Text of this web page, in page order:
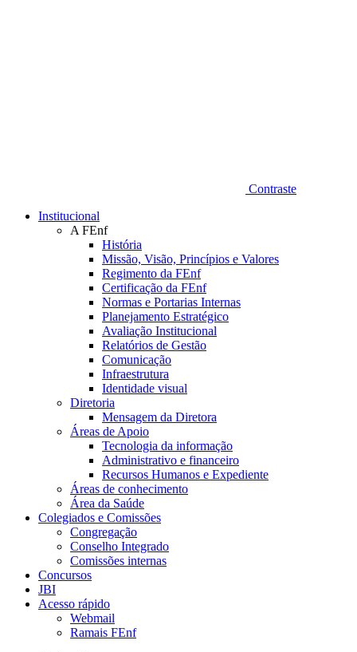
Contraste
Institucional
A FEnf
História
Missão, Visão, Princípios e Valores
Regimento da FEnf
Certificação da FEnf
Normas e Portarias Internas
Planejamento Estratégico
Avaliação Institucional
Relatórios de Gestão
Comunicação
Infraestrutura
Identidade visual
Diretoria
Mensagem da Diretora
Áreas de Apoio
Tecnologia da informação
Administrativo e financeiro
Recursos Humanos e Expediente
Áreas de conhecimento
Área da Saúde
Colegiados e Comissões
Congregação
Conselho Integrado
Comissões internas
Concursos
JBI
Acesso rápido
Webmail
Ramais FEnf